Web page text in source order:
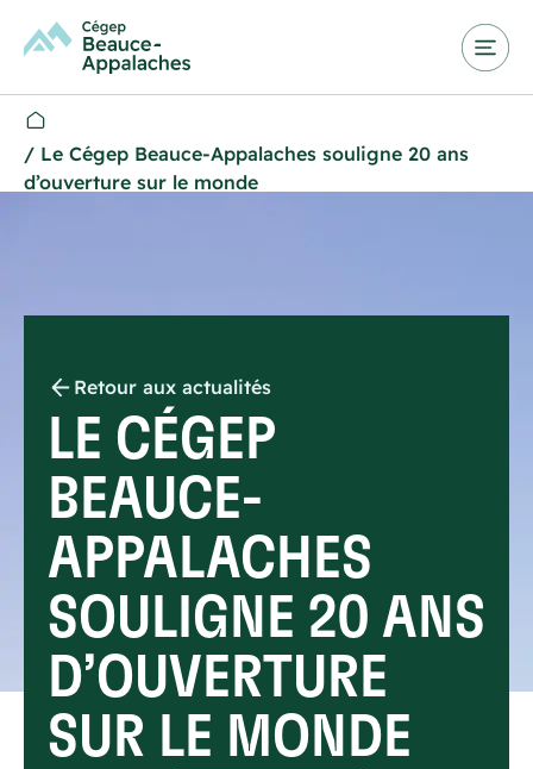
/ Le Cégep Beauce-Appalaches souligne 20 ans
d’ouverture sur le monde
Retour aux actualités
LE CÉGEP
BEAUCE-
APPALACHES
SOULIGNE 20 ANS
D’OUVERTURE
SUR LE MONDE